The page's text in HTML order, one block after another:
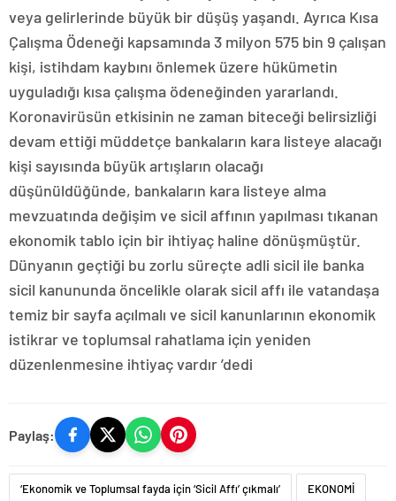
veya gelirlerinde büyük bir düşüş yaşandı. Ayrıca Kısa
Çalışma Ödeneği kapsamında 3 milyon 575 bin 9 çalışan
kişi, istihdam kaybını önlemek üzere hükümetin
uyguladığı kısa çalışma ödeneğinden yararlandı.
Koronavirüsün etkisinin ne zaman biteceği belirsizliği
devam ettiği müddetçe bankaların kara listeye alacağı
kişi sayısında büyük artışların olacağı
düşünüldüğünde, bankaların kara listeye alma
mevzuatında değişim ve sicil affının yapılması tıkanan
ekonomik tablo için bir ihtiyaç haline dönüşmüştür.
Dünyanın geçtiği bu zorlu süreçte adli sicil ile banka
sicil kanununda öncelikle olarak sicil affı ile vatandaşa
temiz bir sayfa açılmalı ve sicil kanunlarının ekonomik
istikrar ve toplumsal rahatlama için yeniden
düzenlenmesine ihtiyaç vardır ’dedi
Paylaş:
‘Ekonomik ve Toplumsal fayda için ‘Sicil Affı’ çıkmalı’ EKONOMİ